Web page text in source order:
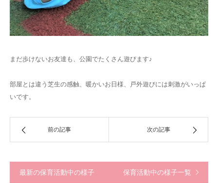
まだ歩けないお友達も、公園でたくさん遊びます♪
部屋とは違う芝生の感触、暖かいお日様、戸外遊びには刺激がいっぱ
いです。
前の記事 次の記事
最新の保育活動中の様子 保育活動中の様子一覧